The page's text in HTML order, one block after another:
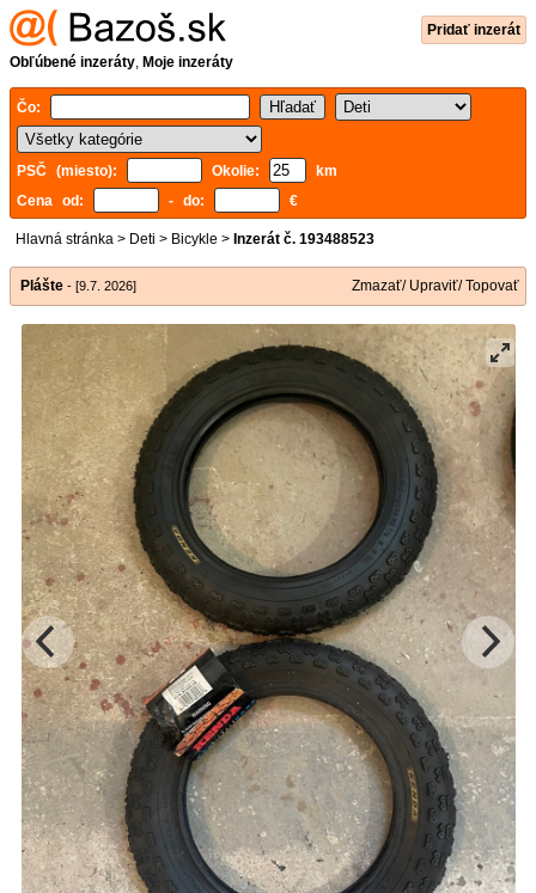
Pridať inzerát
Obľúbené inzeráty, Moje inzeráty
Čo:
PSČ (miesto): Okolie:
km
Cena od:
- do: €
Hlavná stránka > Deti > Bicykle > Inzerát č. 193488523
Plášte - [9.7. 2026] Zmazať/ Upraviť/ Topovať